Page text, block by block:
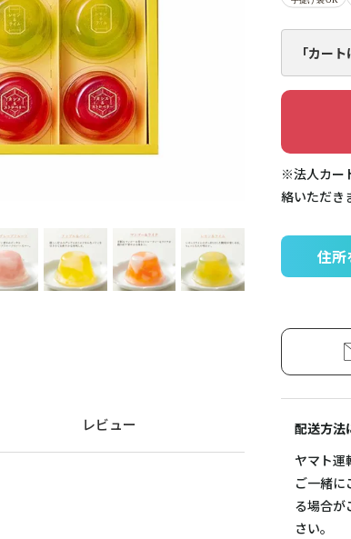
レビュー
「カー
※法人カー
絡いただき
住所
配送方法
ヤマト運
ご一緒
る場合が
さい。